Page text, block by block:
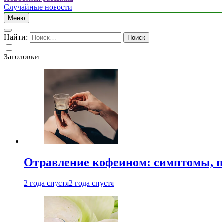
Случайные новости
Меню
Найти:
Заголовки
Отравление кофеином: симптомы,
2 года спустя2 года спустя